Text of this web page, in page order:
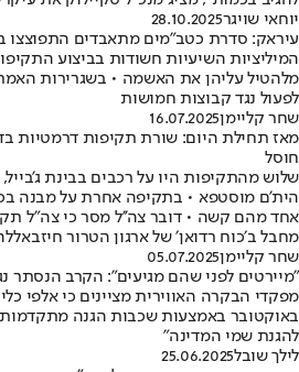
יוחאי שויגר28.10.2025
עיראק: סדרת כטב"מים מתאבדים התפוצצו
המיליציות השיעיות חשודות בביצוע
מלהטיל עליהן את האשמה • בשגרירות
לפעול נגד קבוצות חמושות
שחר קליימן16.07.2025
מאז תחילת היום: שורת תקיפות דרמטיות
חוסל
שלוש מהתקיפות היו על רכבים בבינת
אחד מהם קשה • דובר צה''ל מסר כי צה"ל
מחבל ב׳כוח רדואן׳ של ארגון הטרור
שחר קליימן05.07.2025
"מיירטים לפני שהם מגיעים": הקרב הנסתר
להגנת שמי המדינה"
לילך שובל25.06.2025